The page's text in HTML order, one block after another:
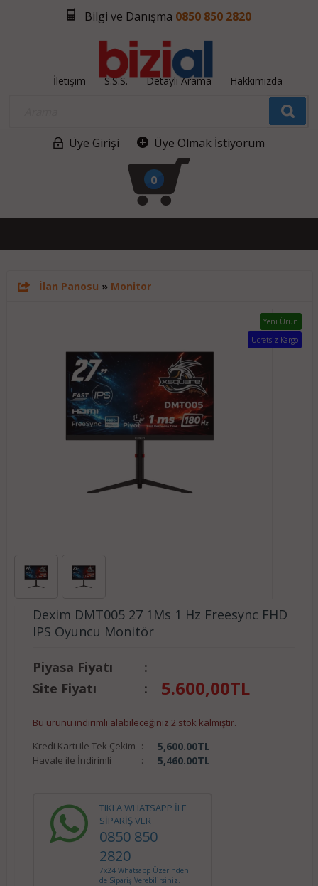
Bilgi ve Danışma 0850 850 2820
İletişim S.S.S. Detaylı Arama Hakkımızda
Üye Girişi Üye Olmak İstiyorum
0
İlan Panosu » Monitor
Yeni Ürün
Ücretsiz Kargo
Dexim DMT005 27 1Ms 1 Hz Freesync FHD
IPS Oyuncu Monitör
Piyasa Fiyatı
:
Site Fiyatı
: 5.600,00TL
Bu ürünü indirimli alabileceğiniz 2 stok kalmıştır.
Kredi Kartı ile Tek Çekim : 5,600.00TL
Havale ile İndirimli : 5,460.00TL
TIKLA WHATSAPP İLE
SİPARİŞ VER
0850 850
2820
7x24 Whatsapp Üzerinden
de Sipariş Verebilirsiniz.